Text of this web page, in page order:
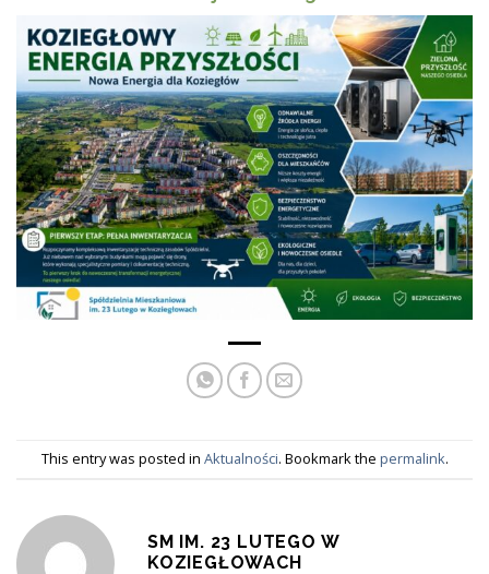
This entry was posted in Aktualności. Bookmark the permalink.
SM IM. 23 LUTEGO W
KOZIEGŁOWACH